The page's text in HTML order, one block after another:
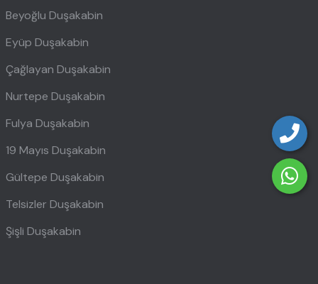
Beyoğlu Duşakabin
Eyüp Duşakabin
Çağlayan Duşakabin
Nurtepe Duşakabin
Fulya Duşakabin
19 Mayıs Duşakabin
Gültepe Duşakabin
Telsizler Duşakabin
Şişli Duşakabin